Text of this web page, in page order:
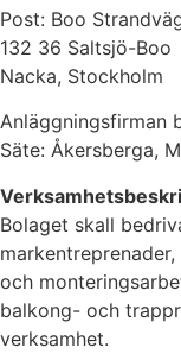
Post: Boo
132 36 Saltsjö-Boo
Nacka, Stockholm
Anläggningsfirman
Säte: Åkersberga,
Bolaget skall
och
balkong- och
verksamhet.